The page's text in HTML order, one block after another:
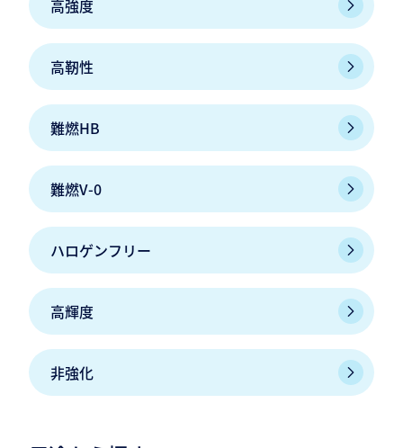
高強度
高靭性
難燃HB
難燃V-0
ハロゲンフリー
高輝度
非強化